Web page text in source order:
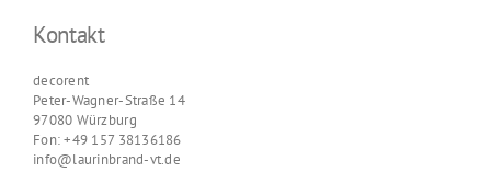
Kontakt
decorent
Peter-Wagner-Straße 14
97080 Würzburg
Fon: +49 157 38136186
info@laurinbrand-vt.de